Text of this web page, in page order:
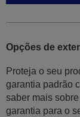
Opções de
Proteja o seu
garantia padrão
saber mais
garantia para o